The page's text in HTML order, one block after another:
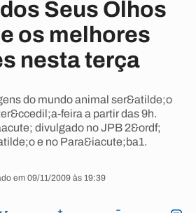
Seus Olhos
os melhores
nesta terça
do mundo animal ser&atilde;o
feira a partir das 9h.
divulgado no JPB 2&ordf;
e no Para&iacute;ba1.
em 09/11/2009 às 19:39